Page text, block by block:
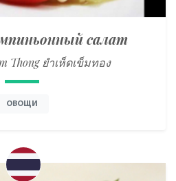
салат
Thong ยำเห็ดเข็มทอง
ОВОЩИ